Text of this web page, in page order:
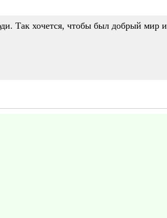
Так хочется, чтобы был добрый мир и